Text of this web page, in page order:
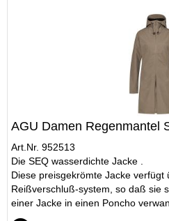
AGU Damen Regenmantel
Art.Nr. 952513
Die SEQ wasserdichte Jacke .
Diese preisgekrömte Jacke verfügt
Reißverschluß-system, so daß sie
einer Jacke in einen Poncho